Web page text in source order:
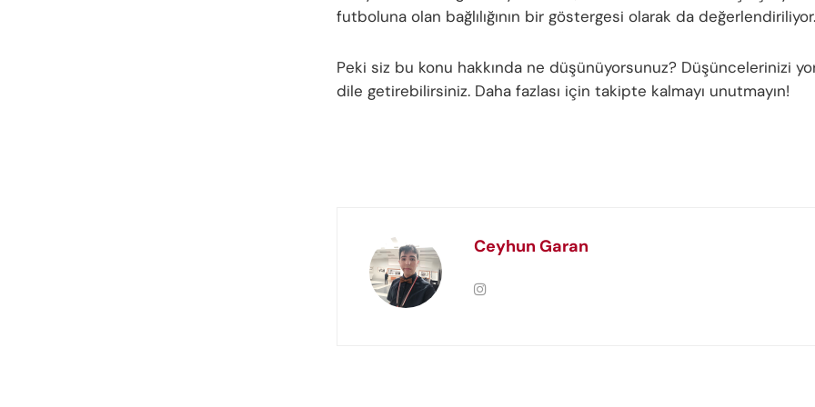
futboluna olan bağlılığının bir göstergesi olarak da değerlendiriliyor.
Peki siz bu konu hakkında ne düşünüyorsunuz? Düşüncelerinizi
dile getirebilirsiniz. Daha fazlası için takipte kalmayı unutmayın!
Ceyhun Garan